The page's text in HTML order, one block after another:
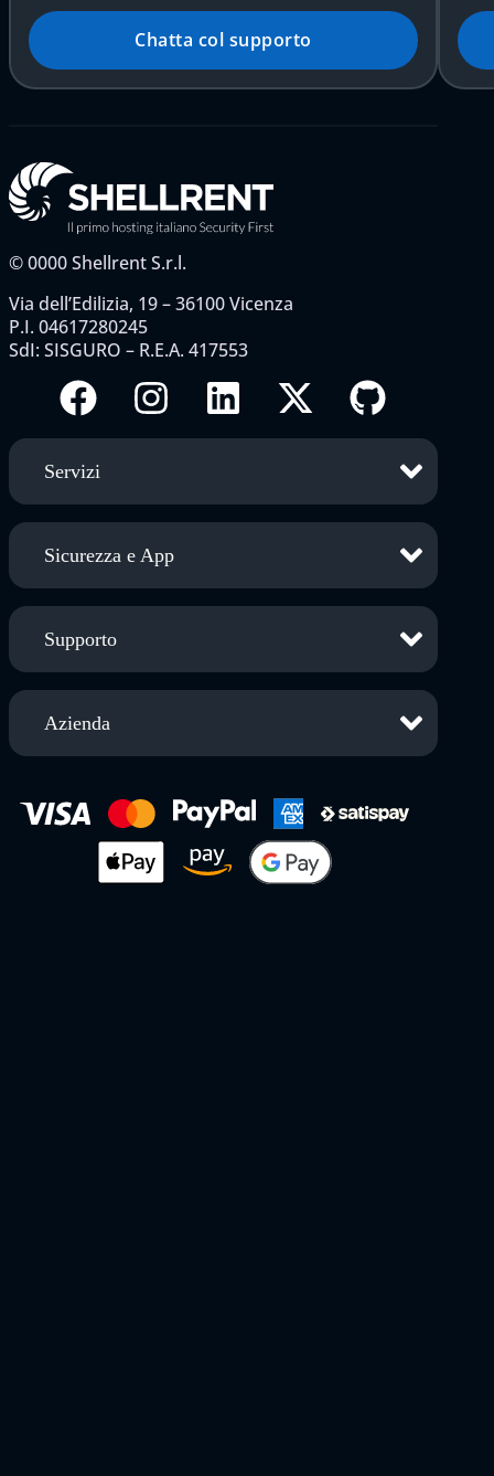
Chatta col supporto
©0000Shellrent S.r.l.
Via dell’Edilizia, 19 – 36100 Vicenza
P.I. 04617280245
SdI: SISGURO – R.E.A. 417553
Servizi
Sicurezza e App
Supporto
Azienda